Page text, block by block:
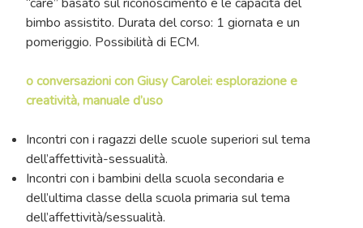
bimbo assistito. Durata del corso: 1 giornata e un
pomeriggio. Possibilità di ECM.
o conversazioni con Giusy Carolei: esplorazione e
creatività, manuale d’uso
Incontri con i ragazzi delle scuole superiori sul tema
dell’affettività-sessualità.
Incontri con i bambini della scuola secondaria e
dell’ultima classe della scuola primaria sul tema
dell’affettività/sessualità.